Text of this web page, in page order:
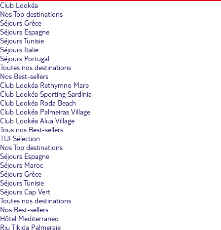
Club Lookéa
Nos Top destinations
Séjours Grèce
Séjours Espagne
Séjours Tunisie
Séjours Italie
Séjours Portugal
Toutes nos destinations
Nos Best-sellers
Club Lookéa Rethymno Mare
Club Lookéa Sporting Sardinia
Club Lookéa Roda Beach
Club Lookéa Palmeiras Village
Club Lookéa Alua Village
Tous nos Best-sellers
TUI Sélection
Nos Top destinations
Séjours Espagne
Séjours Maroc
Séjours Grèce
Séjours Tunisie
Séjours Cap Vert
Toutes nos destinations
Nos Best-sellers
Hôtel Mediterraneo
Riu Tikida Palmeraie